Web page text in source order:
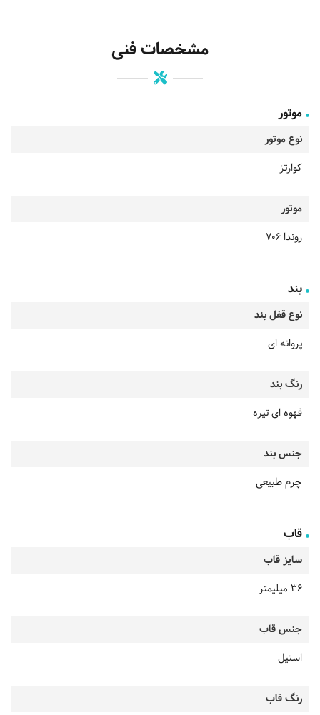
مشخصات فنی
موتور
نوع موتور
کوارتز
موتور
روندا 706
بند
نوع قفل بند
پروانه ای
رنگ بند
قهوه ای تیره
جنس بند
چرم طبیعی
قاب
سایز قاب
36 میلیمتر
جنس قاب
استیل
رنگ قاب